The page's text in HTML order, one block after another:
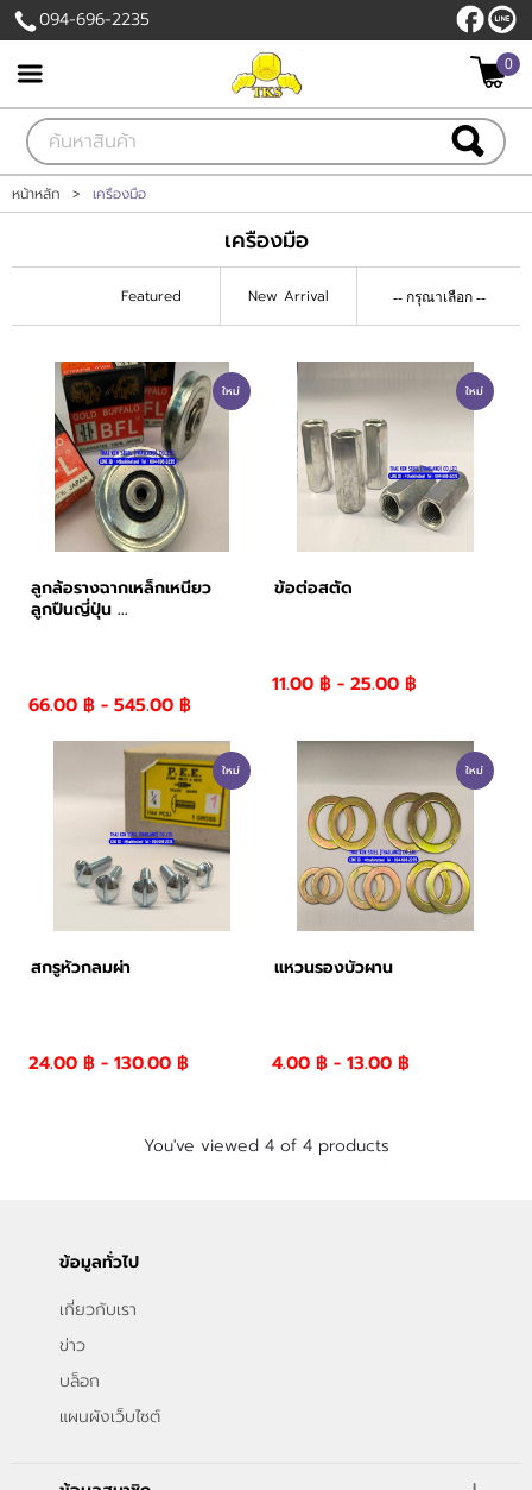
เข้าสู่ระบบ สมัครสมาชิก
สินค้าที่สนใจ( 0 )
เกี่ยวกับเรา
ติดต่อเรา
แจ้งชำระเงิน
094-696-2235
0
หน้าหลัก > เครืองมือ
เครืองมือ
Featured New Arrival
ใหม่
ลูกล้อรางฉากเหล็กเหนียว
ลูกปืนญี่ปุ่น ...
66.00 ฿ - 545.00 ฿
ใหม่
ข้อต่อสตัด
11.00 ฿ - 25.00 ฿
ใหม่
สกรูหัวกลมผ่า
24.00 ฿ - 130.00 ฿
ใหม่
แหวนรองบัวผาน
4.00 ฿ - 13.00 ฿
You've viewed 4 of 4 products
ข้อมูลทั่วไป
เกี่ยวกับเรา
ข่าว
บล็อก
แผนผังเว็บไซต์